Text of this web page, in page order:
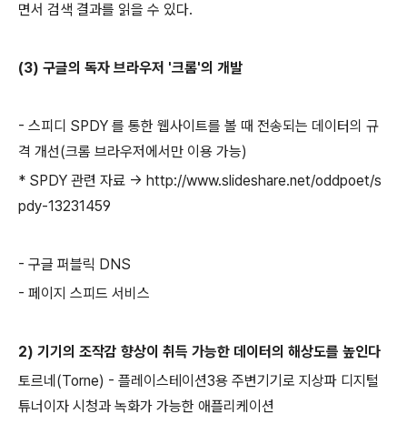
면서 검색 결과를 읽을 수 있다.
(3) 구글의 독자 브라우저 '크롬'의 개발
- 스피디 SPDY 를 통한 웹사이트를 볼 때 전송되는 데이터의 규
격 개선(크롬 브라우저에서만 이용 가능)
* SPDY 관련 자료 → http://www.slideshare.net/oddpoet/s
pdy-13231459
- 구글 퍼블릭 DNS
- 페이지 스피드 서비스
2) 기기의 조작감 향상이 취득 가능한 데이터의 해상도를 높인다
토르네(Torne) - 플레이스테이션3용 주변기기로 지상파 디지털
튜너이자 시청과 녹화가 가능한 애플리케이션